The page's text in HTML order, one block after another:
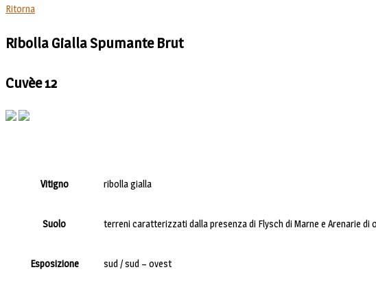
Ritorna
Ribolla Gialla Spumante Brut
Cuvèe 12
Vitigno ribolla gialla
Suolo terreni caratterizzati dalla presenza di Flysch di Marne e Arenarie
Esposizione sud / sud – ovest